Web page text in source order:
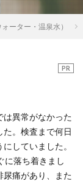
ーター・温泉水）
PR
は異常がなかった
。検査まで何日
していました。
に落ち着きまし
尿痛があり、また